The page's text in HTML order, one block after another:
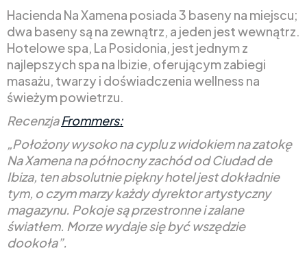
Hacienda Na Xamena posiada 3 baseny na miejscu;
dwa baseny są na zewnątrz, a jeden jest wewnątrz.
Hotelowe spa, La Posidonia, jest jednym z
najlepszych spa na Ibizie, oferującym zabiegi
masażu, twarzy i doświadczenia wellness na
świeżym powietrzu.
RecenzjaFrommers:
„Położony wysoko na cyplu z widokiem na zatokę
Na Xamena na północny zachód od Ciudad de
Ibiza, ten absolutnie piękny hotel jest dokładnie
tym, o czym marzy każdy dyrektor artystyczny
magazynu. Pokoje są przestronne i zalane
światłem. Morze wydaje się być wszędzie
dookoła”.